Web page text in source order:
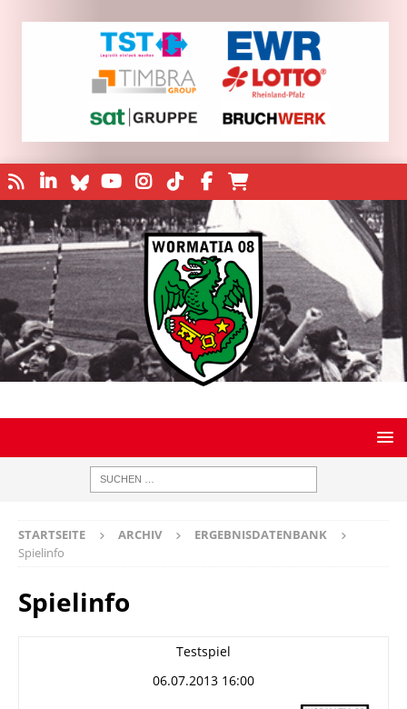
STARTSEITE ARCHIV
ERGEBNISDATENBANK
Spielinfo
Spielinfo
Testspiel
06.07.2013 16:00